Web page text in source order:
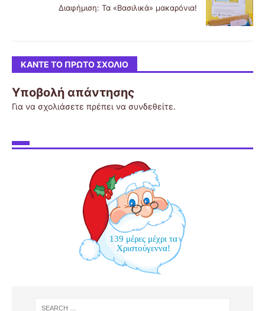
Διαφήμιση: Τα «Βασιλικά» μακαρόνια!
ΚΆΝΤΕ ΤΟ ΠΡΏΤΟ ΣΧΌΛΙΟ
Υποβολή απάντησης
Για να σχολιάσετε πρέπει να συνδεθείτε.
139 μέρες μέχρι τα
Χριστούγεννα!